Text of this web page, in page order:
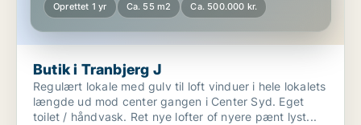
Oprettet 1 yr Ca. 55 m2 Ca. 500.000 kr.
Butik i Tranbjerg J
Regulært lokale med gulv til loft vinduer i hele lokalets
længde ud mod center gangen i Center Syd. Eget
toilet / håndvask. Ret nye lofter of nyere pænt lyst...